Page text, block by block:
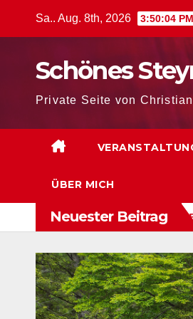
Sa.. Aug. 8th, 2026 3:50:05 PM
Schönes
Private Seite von
ÜBER MICH
Neuester Beitrag
FF-Klaus Mobile Bibliothek –